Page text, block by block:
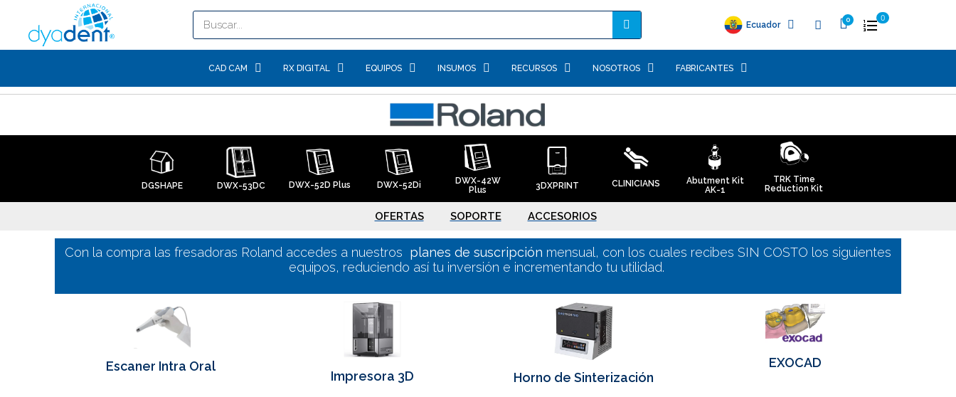
Ecuador
0
CAD CAM RX DIGITAL EQUIPOS INSUMOS RECURSOS NOSOTROS FABRICANTES
DGSHAPE DWX-53DC DWX-52D Plus DWX-52Di
DWX-42W
Plus
3DXPRINT CLINICIANS
Abutment Kit
AK-1
TRK Time
Reduction Kit
OFERTAS SOPORTE ACCESORIOS
Con la compra las fresadoras Roland accedes a nuestros planes de suscripción mensual, con los cuales recibes SIN COSTO los siguientes
equipos, reduciendo así tu inversión e incrementando tu utilidad.
Escaner Intra Oral
Impresora 3D Horno de Sinterización
EXOCAD